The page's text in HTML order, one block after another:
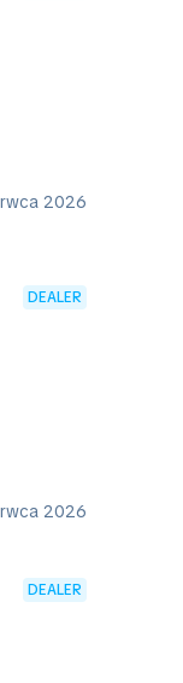
2026
DEALER
2026
DEALER